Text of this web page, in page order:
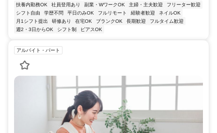
扶養内勤務OK 社員登用あり 副業・WワークOK 主婦・主夫歓迎
フリーター歓迎
シフト自由
学歴不問 平日のみOK フルリモート 経験者歓迎
ネイルOK
月1シフト提出
研修あり 在宅OK ブランクOK 長期歓迎
フルタイム歓迎
週2・3日からOK
シフト制 ピアスOK
アルバイト・パート